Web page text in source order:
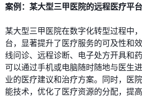
案例：某大型三甲医院的远程医疗平台
某大型三甲医院在数字化转型过程中
台，显著提升了医疗服务的可及性和
线问诊、远程诊断、电子处方开具和
可以通过手机或电脑随时随地与医生
业的医疗建议和治疗方案。同时，医
能技术，优化了医疗资源的分配，提